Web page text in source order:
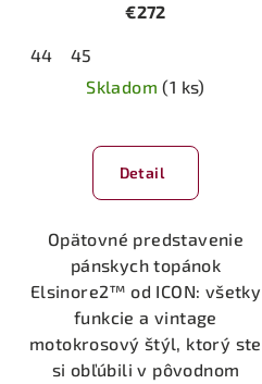
€272
44
45
Skladom(1 ks)
Detail
Opätovné predstavenie
pánskych topánok
Elsinore2™ od ICON: všetky
funkcie a vintage
motokrosový štýl, ktorý ste
si obľúbili v pôvodnom